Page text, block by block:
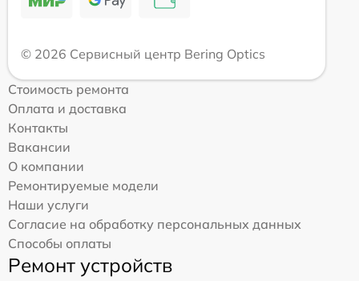
© 2026 Сервисный центр Bering Optics
Стоимость ремонта
Оплата и доставка
Контакты
Вакансии
О компании
Ремонтируемые модели
Наши услуги
Согласие на обработку персональных данных
Способы оплаты
Ремонт устройств